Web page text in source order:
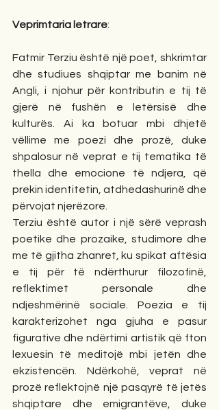
Veprimtaria letrare:
Fatmir Terziu është një poet, shkrimtar
dhe studiues shqiptar me banim në
Angli, i njohur për kontributin e tij të
gjerë në fushën e letërsisë dhe
kulturës. Ai ka botuar mbi dhjetë
vëllime me poezi dhe prozë, duke
shpalosur në veprat e tij tematika të
thella dhe emocione të ndjera, që
prekin identitetin, atdhedashurinë dhe
përvojat njerëzore.
Terziu është autor i një sërë veprash
poetike dhe prozaike, studimore dhe
me të gjitha zhanret, ku spikat aftësia
e tij për të ndërthurur filozofinë,
reflektimet personale dhe
ndjeshmërinë sociale. Poezia e tij
karakterizohet nga gjuha e pasur
figurative dhe ndërtimi artistik që fton
lexuesin të meditojë mbi jetën dhe
ekzistencën. Ndërkohë, veprat në
prozë reflektojnë një pasqyrë të jetës
shqiptare dhe emigrantëve, duke